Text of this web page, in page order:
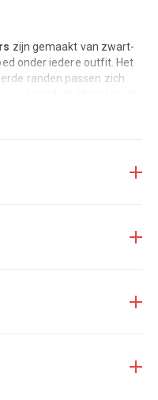
zijn gemaakt van zwart-
onder iedere outfit. Het
randen passen zich
andere Salsa, Latin,
Latin en Jazz